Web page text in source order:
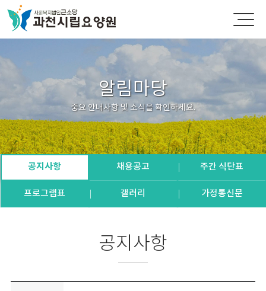
알림마당
중요 안내사항 및 소식을 확인하세요.
공지사항 채용공고 주간 식단표
프로그램표 갤러리 가정통신문
공지사항